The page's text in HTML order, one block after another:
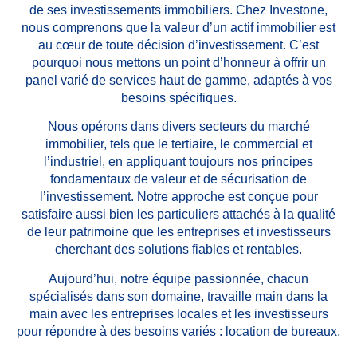
de ses investissements immobiliers. Chez Investone,
nous comprenons que la valeur d’un actif immobilier est
au cœur de toute décision d’investissement. C’est
pourquoi nous mettons un point d’honneur à offrir un
panel varié de services haut de gamme, adaptés à vos
besoins spécifiques.
Nous opérons dans divers secteurs du marché
immobilier, tels que le tertiaire, le commercial et
l’industriel, en appliquant toujours nos principes
fondamentaux de valeur et de sécurisation de
l’investissement. Notre approche est conçue pour
satisfaire aussi bien les particuliers attachés à la qualité
de leur patrimoine que les entreprises et investisseurs
cherchant des solutions fiables et rentables.
Aujourd’hui, notre équipe passionnée, chacun
spécialisés dans son domaine, travaille main dans la
main avec les entreprises locales et les investisseurs
pour répondre à des besoins variés : location de bureaux,